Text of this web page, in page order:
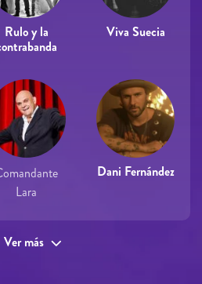
Rulo y la
Viva Suecia
Lara
Dani Fernández
Ver más